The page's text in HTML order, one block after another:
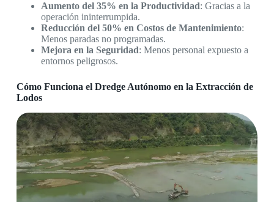
Aumento del 35% en la Productividad: Gracias a la
operación ininterrumpida.
Reducción del 50% en Costos de Mantenimiento:
Menos paradas no programadas.
Mejora en la Seguridad: Menos personal expuesto a
entornos peligrosos.
Cómo Funciona el Dredge Autónomo en la Extracción de
Lodos